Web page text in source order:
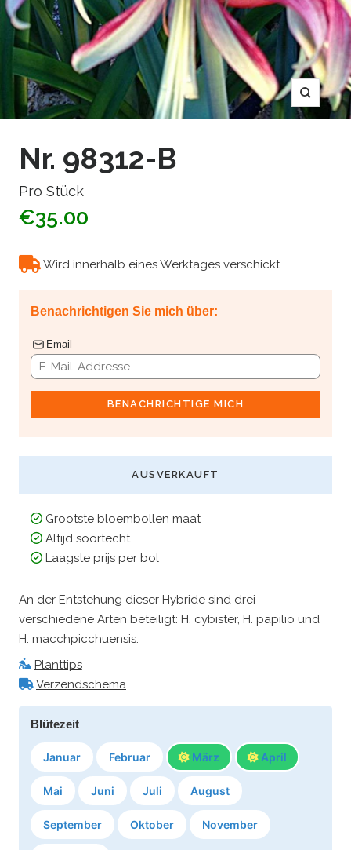
Zoom
Nr. 98312-B
Pro Stück
€35.00
Wird innerhalb eines Werktages verschickt
Benachrichtigen Sie mich über:
Email
BENACHRICHTIGE MICH
AUSVERKAUFT
Grootste bloembollen maat
Altijd soortecht
Laagste prijs per bol
An der Entstehung dieser Hybride sind drei
verschiedene Arten beteiligt: ​​H. cybister, H. papilio und
H. macchpicchuensis.
Planttips
Verzendschema
Blütezeit
Januar Februar März April
Mai Juni Juli August
September Oktober November